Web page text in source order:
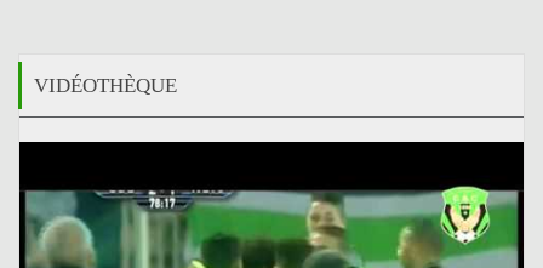
VIDÉOTHÈQUE